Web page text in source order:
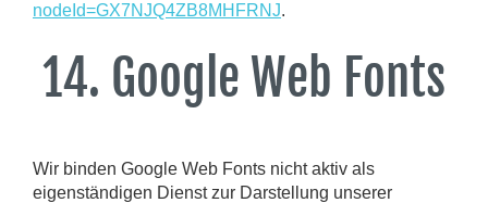
nodeId=GX7NJQ4ZB8MHFRNJ.
14. Google Web Fonts
Wir binden Google Web Fonts nicht aktiv als
eigenständigen Dienst zur Darstellung unserer